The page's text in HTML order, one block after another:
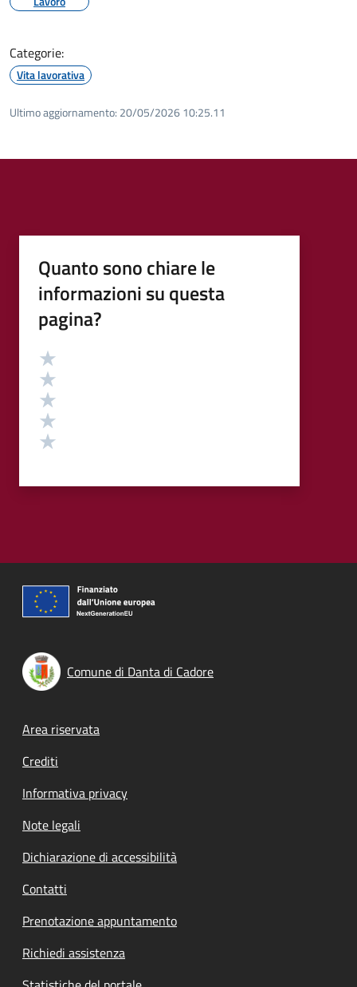
Categorie:
Vita lavorativa
Ultimo aggiornamento: 20/05/2026 10:25.11
Quanto sono chiare le
informazioni su questa
pagina?
Valutazione
Comune di Danta di Cadore
Footer menu
Area riservata
Crediti
Informativa privacy
Note legali
Dichiarazione di accessibilità
Contatti
Prenotazione appuntamento
Richiedi assistenza